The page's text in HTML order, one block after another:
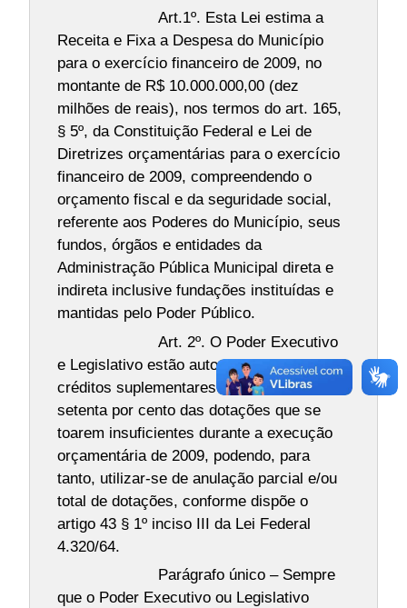
Art.1º. Esta Lei estima a
Receita e Fixa a Despesa do Município
para o exercício financeiro de 2009, no
montante de R$ 10.000.000,00 (dez
milhões de reais), nos termos do art. 165,
§ 5º, da Constituição Federal e Lei de
Diretrizes orçamentárias para o exercício
financeiro de 2009, compreendendo o
orçamento fiscal e da seguridade social,
referente aos Poderes do Município, seus
fundos, órgãos e entidades da
Administração Pública Municipal direta e
indireta inclusive fundações instituídas e
mantidas pelo Poder Público.
Art. 2º. O Poder Executivo
e Legislativo estão autorizados a abrir
créditos suplementares no limite de
setenta por cento das dotações que se
toarem insuficientes durante a execução
orçamentária de 2009, podendo, para
tanto, utilizar-se de anulação parcial e/ou
total de dotações, conforme dispõe o
artigo 43 § 1º inciso III da Lei Federal
4.320/64.
Parágrafo único – Sempre
que o Poder Executivo ou Legislativo